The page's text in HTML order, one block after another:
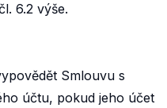
6.2 výše.
Smlouvu s
účtu, pokud jeho účet